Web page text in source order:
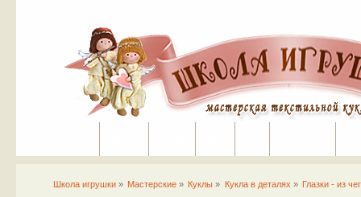
Школа игрушки» Мастерские » Куклы » Кукла в деталях » Глазки - из